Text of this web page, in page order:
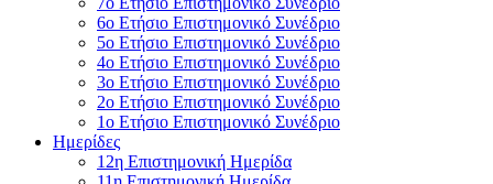
6ο Ετήσιο Επιστημονικό Συνέδριο
5ο Ετήσιο Επιστημονικό Συνέδριο
4ο Ετήσιο Επιστημονικό Συνέδριο
3ο Ετήσιο Επιστημονικό Συνέδριο
2ο Ετήσιο Επιστημονικό Συνέδριο
1ο Ετήσιο Επιστημονικό Συνέδριο
Ημερίδες
12η Επιστημονική Ημερίδα